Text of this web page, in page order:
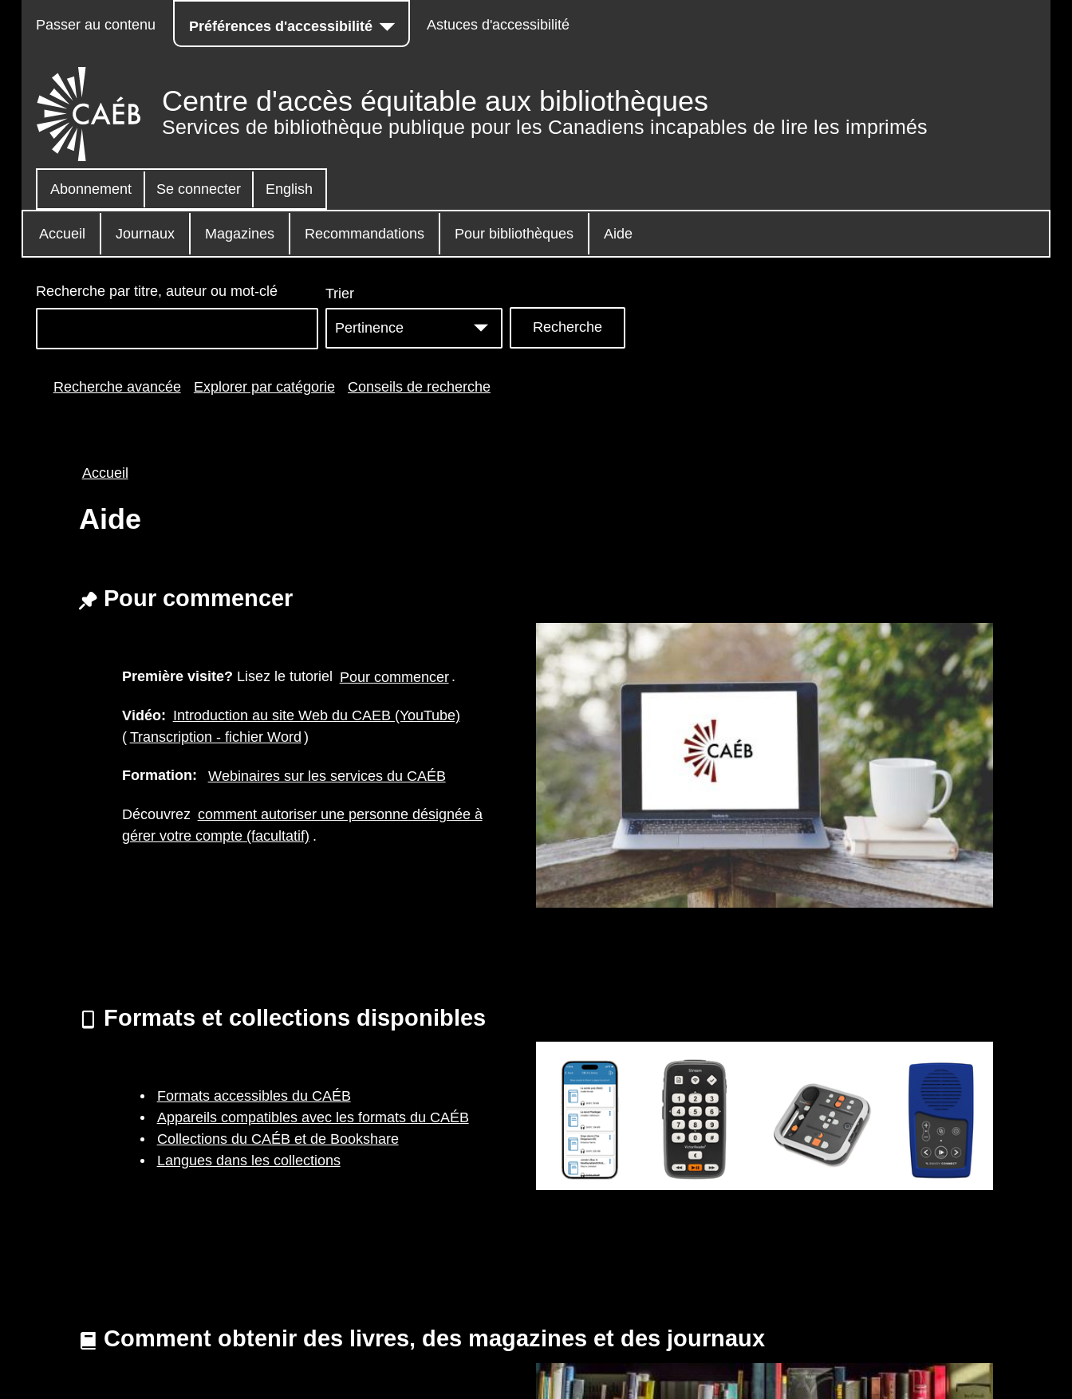
Passer au contenu Préférences d'accessibilité Astuces d'accessibilité
Centre d'accès équitable aux bibliothèques
Services de bibliothèque publique pour les Canadiens incapables de lire les imprimés
Abonnement Se connecter English
Accueil Journaux Magazines Recommandations Pour bibliothèques Aide
Recherche par titre, auteur ou mot-clé Trier
Recherche avancée Explorer par catégorie Conseils de recherche
Fil
Accueil
Aide
Pour commencer
Première visite? Lisez le tutoriel Pour commencer .
Vidéo: Introduction au site Web du CAEB (YouTube)
( Transcription - fichier Word )
Formation: Webinaires sur les services du CAÉB
Découvrez comment autoriser une personne désignée à
gérer votre compte (facultatif) .
Formats et collections disponibles
Formats accessibles du CAÉB
Appareils compatibles avec les formats du CAÉB
Collections du CAÉB et de Bookshare
Langues dans les collections
Comment obtenir des livres, des magazines et des journaux